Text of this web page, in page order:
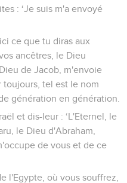
: ‘Je suis m'a envoyé
ce que tu diras aux
ancêtres, le Dieu
de Jacob, m'envoie
toujours, tel est le nom
génération en génération.
et dis-leur : ‘L'Eternel, le
le Dieu d'Abraham,
de vous et de ce
l'Egypte, où vous souffrez,